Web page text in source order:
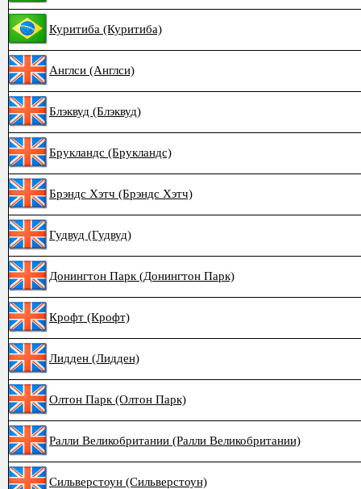
Куритиба (Куритиба)
Англси (Англси)
Блэквуд (Блэквуд)
Брукландс (Брукландс)
Брэндс Хэтч (Брэндс Хэтч)
Гудвуд (Гудвуд)
Донингтон Парк (Донингтон Парк)
Крофт (Крофт)
Лидден (Лидден)
Олтон Парк (Олтон Парк)
Ралли Великобритании (Ралли Великобритании)
Сильверстоун (Сильверстоун)